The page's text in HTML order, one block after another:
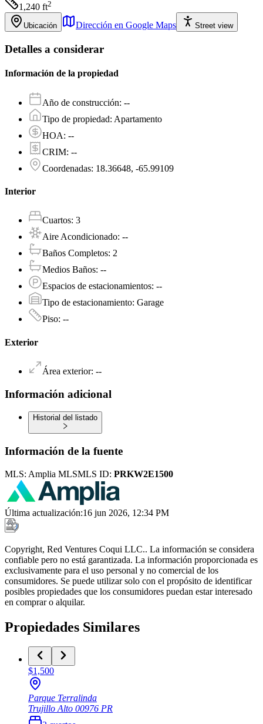
1,240 ft2
Ubicación Dirección en Google Maps Street view
Detalles a considerar
Información de la propiedad
Año de construcción: --
Tipo de propiedad: Apartamento
HOA: --
CRIM: --
Coordenadas: 18.36648, -65.99109
Interior
Cuartos: 3
Aire Acondicionado: --
Baños Completos: 2
Medios Baños: --
Espacios de estacionamientos: --
Tipo de estacionamiento: Garage
Piso: --
Exterior
Área exterior: --
Información adicional
Historial del listado
Información de la fuente
MLS: Amplia MLSMLS ID: PRKW2E1500
Última actualización:16 jun 2026, 12:34 PM
Copyright, Red Ventures Coqui LLC.. La información se considera
confiable pero no está garantizada. La información proporcionada es
exclusivamente para el uso personal y no comercial de los
consumidores. Se puede utilizar solo con el propósito de identificar
posibles propiedades que los consumidores puedan estar interesado
en comprar o alquilar.
Propiedades Similares
$1,500
Parque Terralinda
Trujillo Alto 00976 PR